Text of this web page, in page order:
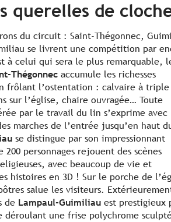
querelles de
du circuit : Saint-Thégonnec,
se livrent une compétition par
à celui qui sera le plus remarquable,
Thégonnec accumule les richesses
frôlant l’ostentation : calvaire à triple
sur l’église, chaire ouvragée… Toute
par le travail du lin s’exprime avec
marches de l’entrée jusqu’en haut
se distingue par son impressionnant
200 personnages rejouent des scènes
avec beaucoup de vie et
histoires en 3D ! Sur le porche de
salue les visiteurs.
de Lampaul-Guimiliau est prestigieux
déroulant une frise polychrome